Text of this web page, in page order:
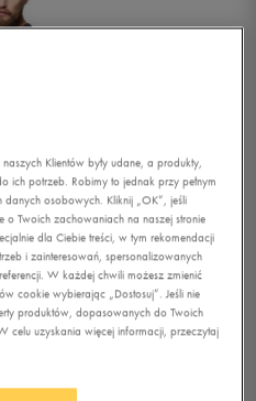
1/2
Klientów były udane, a produkty,
ich potrzeb. Robimy to jednak przy pełnym
osobowych. Kliknij „OK”, jeśli
Twoich zachowaniach na naszej stronie
dla Ciebie treści, w tym rekomendacji
i zainteresowań, spersonalizowanych
W każdej chwili możesz zmienić
cookie wybierając „Dostosuj”. Jeśli nie
produktów, dopasowanych do Twoich
celu uzyskania więcej informacji, przeczytaj